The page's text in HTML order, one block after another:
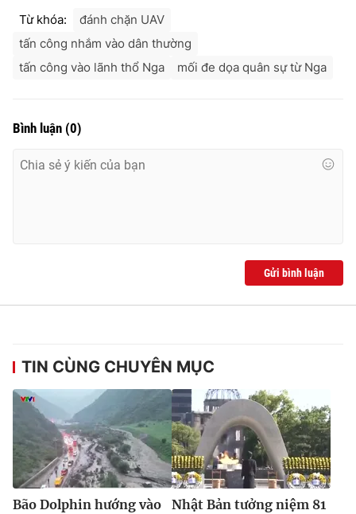
Từ khóa:
đánh chặn UAV
tấn công nhắm vào dân thường
tấn công vào lãnh thổ Nga
mối đe dọa quân sự từ Nga
Bình luận (0)
Gửi bình luận
TIN CÙNG CHUYÊN MỤC
Bão Dolphin hướng vào
Nhật Bản tưởng niệm 81